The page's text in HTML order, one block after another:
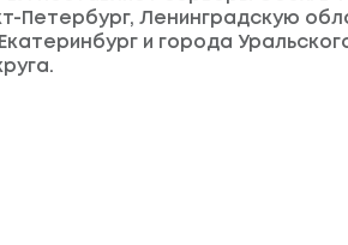
Петербург, Ленинградскую
и города